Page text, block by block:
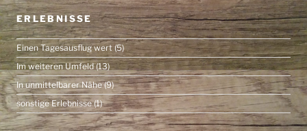
ERLEBNISSE
Einen Tagesausflug wert(5)
Im weiteren Umfeld(13)
In unmittelbarer Nähe(9)
sonstige Erlebnisse(1)